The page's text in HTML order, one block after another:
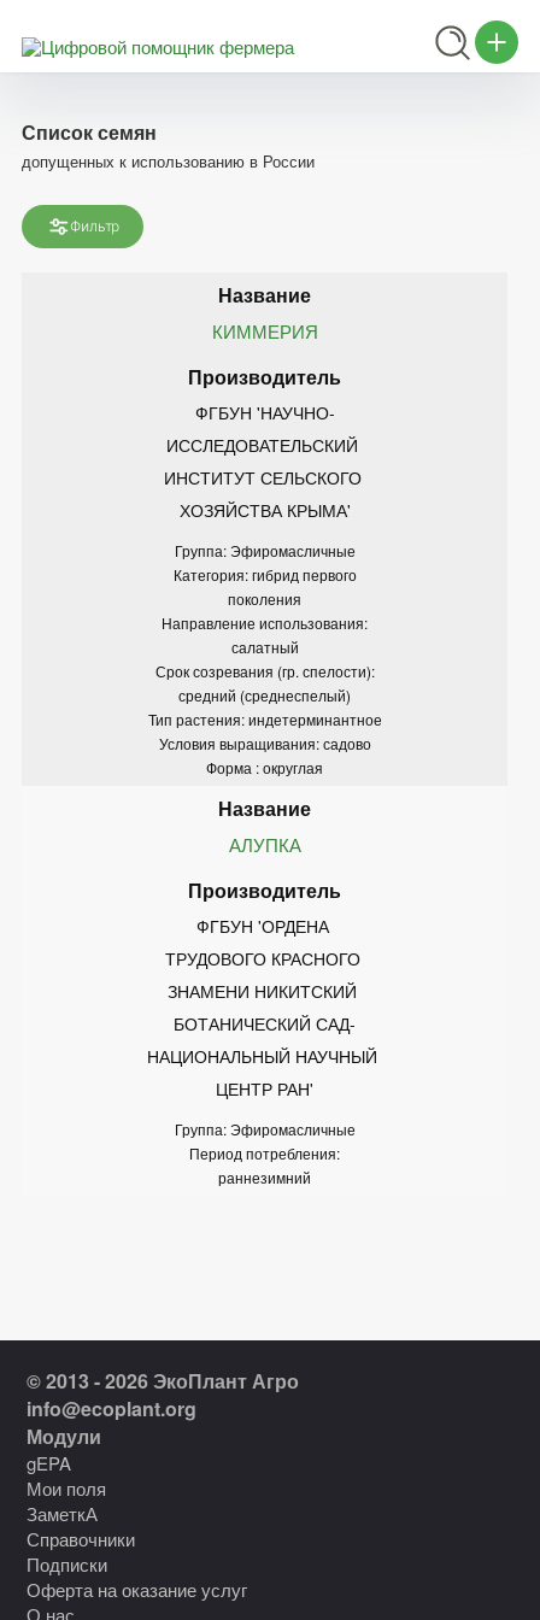
Список семян
допущенных к использованию в России
Фильтр
КИММЕРИЯ
ФГБУН 'НАУЧНО-
ИССЛЕДОВАТЕЛЬСКИЙ
ИНСТИТУТ СЕЛЬСКОГО
ХОЗЯЙСТВА КРЫМА'
Группа: Эфиромасличные
Категория: гибрид первого
поколения
Направление использования:
салатный
Срок созревания (гр. спелости):
средний (среднеспелый)
Тип растения: индетерминантное
Условия выращивания: садово
Форма : округлая
АЛУПКА
ФГБУН 'ОРДЕНА
ТРУДОВОГО КРАСНОГО
ЗНАМЕНИ НИКИТСКИЙ
БОТАНИЧЕСКИЙ САД-
НАЦИОНАЛЬНЫЙ НАУЧНЫЙ
ЦЕНТР РАН'
Группа: Эфиромасличные
Период потребления:
раннезимний
© 2013 - 2026 ЭкоПлант Агро
info@ecoplant.org
Модули
gEPA
Мои поля
ЗаметкА
Справочники
Подписки
Оферта на оказание услуг
О нас